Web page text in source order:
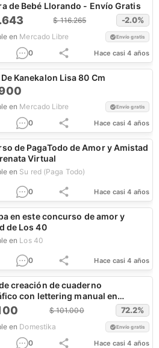
de Bebé Llorando - Envío Gratis
$116.265 -2.0%
en Mercado Libre Envío gratis
0 Hace casi 4 años
Kanekalon Lisa 80 Cm
en Mercado Libre Envío gratis
0 Hace casi 4 años
de PagaTodo de Amor y Amistad
Virtual
en Su red (Paga Todo)
0 Hace casi 4 años
en este concurso de amor y
de Los 40
en Los 40
0 Hace casi 4 años
creación de cuaderno
con lettering manual en
$101.000 72.2%
en Domestika Envío gratis
0 Hace casi 4 años